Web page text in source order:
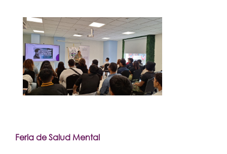
Feria de Salud Mental